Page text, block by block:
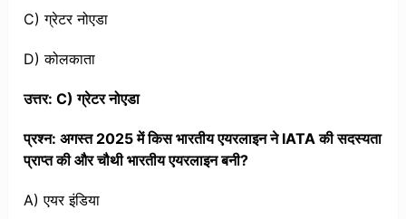
C) ग्रेटर नोएडा
D) कोलकाता
उत्तर: C) ग्रेटर नोएडा
प्रश्न: अगस्त 2025 में किस भारतीय एयरलाइन ने IATA की सदस्यता
प्राप्त की और चौथी भारतीय एयरलाइन बनी?
A) एयर इंडिया